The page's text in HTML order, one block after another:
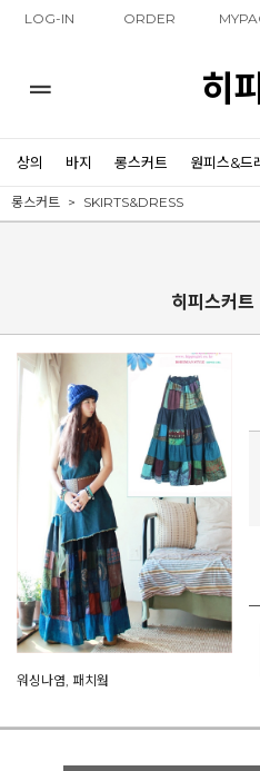
LOG-IN ORDER
히
상의 바지 롱스커트 원피스&드
롱스커트 SKIRTS&DRESS
히피스커트
워싱나염, 패치웤